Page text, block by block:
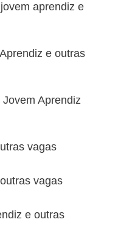
aprendiz e
e outras
Aprendiz
vagas
vagas
e outras